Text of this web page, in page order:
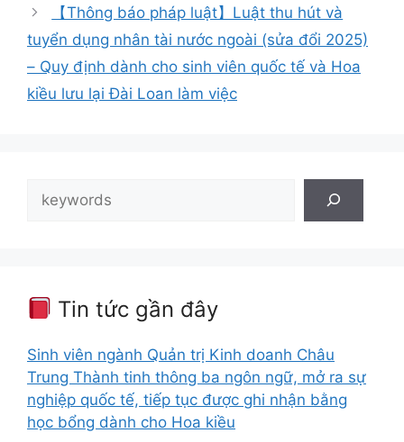
【Thông báo pháp luật】Luật thu hút và
tuyển dụng nhân tài nước ngoài (sửa đổi 2025)
– Quy định dành cho sinh viên quốc tế và Hoa
kiều lưu lại Đài Loan làm việc
kiếm
Tin tức gần đây
Sinh viên ngành Quản trị Kinh doanh Châu
Trung Thành tinh thông ba ngôn ngữ, mở ra sự
nghiệp quốc tế, tiếp tục được ghi nhận bằng
học bổng dành cho Hoa kiều